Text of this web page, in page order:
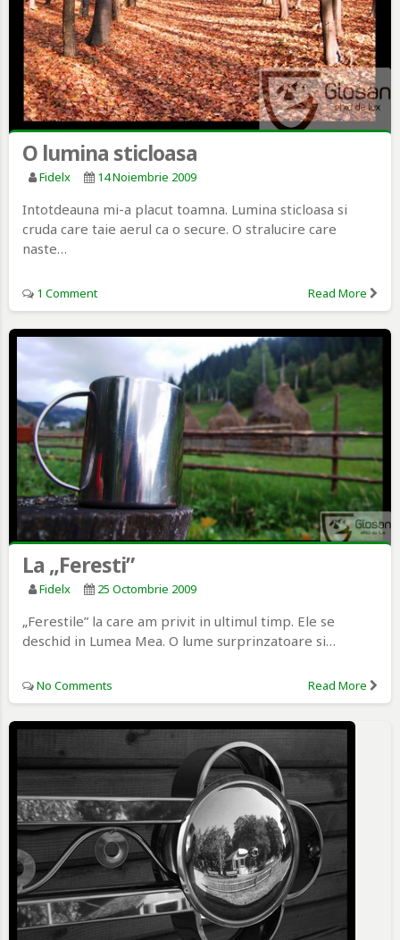
O lumina sticloasa
Fidelx 14 Noiembrie 2009
Intotdeauna mi-a placut toamna. Lumina sticloasa si
cruda care taie aerul ca o secure. O stralucire care
naste…
1 Comment Read More
La „Feresti”
Fidelx 25 Octombrie 2009
„Ferestile” la care am privit in ultimul timp. Ele se
deschid in Lumea Mea. O lume surprinzatoare si…
No Comments Read More